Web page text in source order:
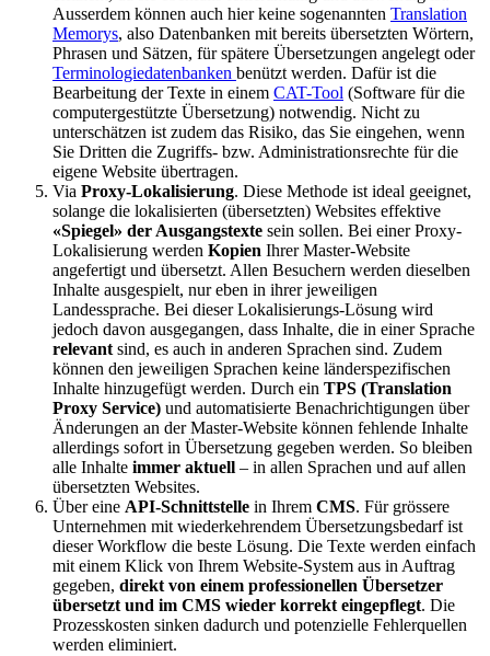
Ausserdem können auch hier keine sogenannten Translation
Memorys, also Datenbanken mit bereits übersetzten Wörtern,
Phrasen und Sätzen, für spätere Übersetzungen angelegt oder
Terminologiedatenbanken benützt werden. Dafür ist die
Bearbeitung der Texte in einem CAT-Tool (Software für die
computergestützte Übersetzung) notwendig. Nicht zu
unterschätzen ist zudem das Risiko, das Sie eingehen, wenn
Sie Dritten die Zugriffs- bzw. Administrationsrechte für die
eigene Website übertragen.
Via Proxy-Lokalisierung. Diese Methode ist ideal geeignet,
solange die lokalisierten (übersetzten) Websites effektive
«Spiegel» der Ausgangstexte sein sollen. Bei einer Proxy-
Lokalisierung werden Kopien Ihrer Master-Website
angefertigt und übersetzt. Allen Besuchern werden dieselben
Inhalte ausgespielt, nur eben in ihrer jeweiligen
Landessprache. Bei dieser Lokalisierungs-Lösung wird
jedoch davon ausgegangen, dass Inhalte, die in einer Sprache
relevant sind, es auch in anderen Sprachen sind. Zudem
können den jeweiligen Sprachen keine länderspezifischen
Inhalte hinzugefügt werden. Durch ein TPS (Translation
Proxy Service) und automatisierte Benachrichtigungen über
Änderungen an der Master-Website können fehlende Inhalte
allerdings sofort in Übersetzung gegeben werden. So bleiben
alle Inhalte immer aktuell – in allen Sprachen und auf allen
übersetzten Websites.
Über eine API-Schnittstelle in Ihrem CMS. Für grössere
Unternehmen mit wiederkehrendem Übersetzungsbedarf ist
dieser Workflow die beste Lösung. Die Texte werden einfach
mit einem Klick von Ihrem Website-System aus in Auftrag
gegeben, direkt von einem professionellen Übersetzer
übersetzt und im CMS wieder korrekt eingepflegt. Die
Prozesskosten sinken dadurch und potenzielle Fehlerquellen
werden eliminiert.